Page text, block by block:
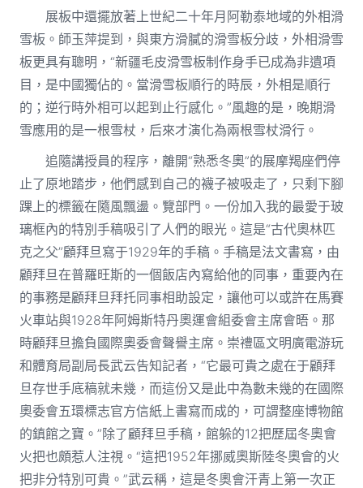
展板中還擺放著上世紀二十年月阿勒泰地域的外相滑
雪板。師玉萍提到，與東方滑膩的滑雪板分歧，外相滑雪
板更具有聰明，“新疆毛皮滑雪板制作身手已成為非遺項
目，是中國獨佔的。當滑雪板順行的時辰，外相是順行
的；逆行時外相可以起到止行感化。”風趣的是，晚期滑
雪應用的是一根雪杖，后來才演化為兩根雪杖滑行。
追隨講授員的程序，離開“熟悉冬奧”的展摩羯座們停
止了原地踏步，他們感到自己的襪子被吸走了，只剩下腳
踝上的標籤在隨風飄盪。覽部門。一份加入我的最愛于玻
璃框內的特別手稿吸引了人們的眼光。這是“古代奧林匹
克之父”顧拜旦寫于1929年的手稿。手稿是法文書寫，由
顧拜旦在普羅旺斯的一個飯店內寫給他的同事，重要內在
的事務是顧拜旦拜托同事相助設定，讓他可以或許在馬賽
火車站與1928年阿姆斯特丹奧運會組委會主席會晤。那
時顧拜旦擔負國際奧委會聲譽主席。崇禮區文明廣電游玩
和體育局副局長武云告知記者，“它最可貴之處在于顧拜
旦存世手底稿就未幾，而這份又是此中為數未幾的在國際
奧委會五環標志官方信紙上書寫而成的，可謂整座博物館
的鎮館之寶。”除了顧拜旦手稿，館躲的12把歷屆冬奧會
火把也頗惹人注視。“這把1952年挪威奧斯陸冬奧會的火
把非分特別可貴。”武云稱，這是冬奧會汗青上第一次正